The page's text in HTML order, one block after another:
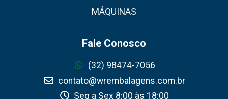
MÁQUINAS
Fale Conosco
(32) 98474-7056
contato@wrembalagens.com.br
Seg a Sex 8:00 às 18:00